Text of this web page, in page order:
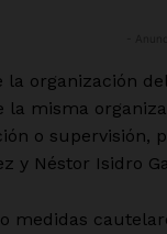
organización
misma
o supervisión,
y Néstor Isidro
medidas